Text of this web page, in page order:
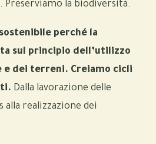
Preserviamo la biodiversità.
perché la
sul principio dell’utilizzo
e dei terreni. Creiamo cicli
Dalla lavorazione delle
alla realizzazione dei